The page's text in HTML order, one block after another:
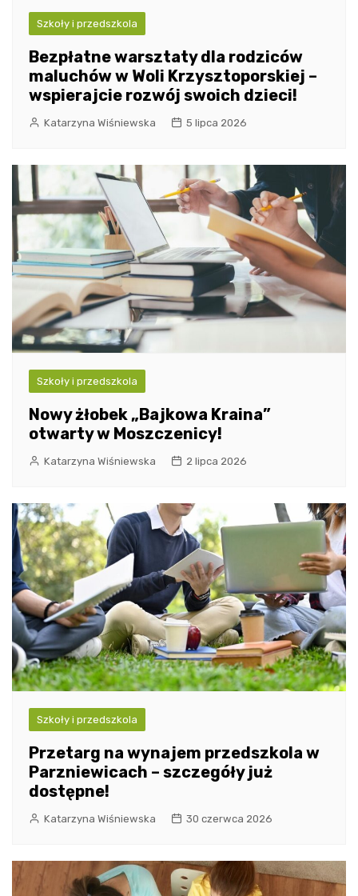
Szkoły i przedszkola
Bezpłatne warsztaty dla rodziców
maluchów w Woli Krzysztoporskiej –
wspierajcie rozwój swoich dzieci!
Katarzyna Wiśniewska 5 lipca 2026
Szkoły i przedszkola
Nowy żłobek „Bajkowa Kraina”
otwarty w Moszczenicy!
Katarzyna Wiśniewska 2 lipca 2026
Szkoły i przedszkola
Przetarg na wynajem przedszkola w
Parzniewicach – szczegóły już
dostępne!
Katarzyna Wiśniewska 30 czerwca 2026